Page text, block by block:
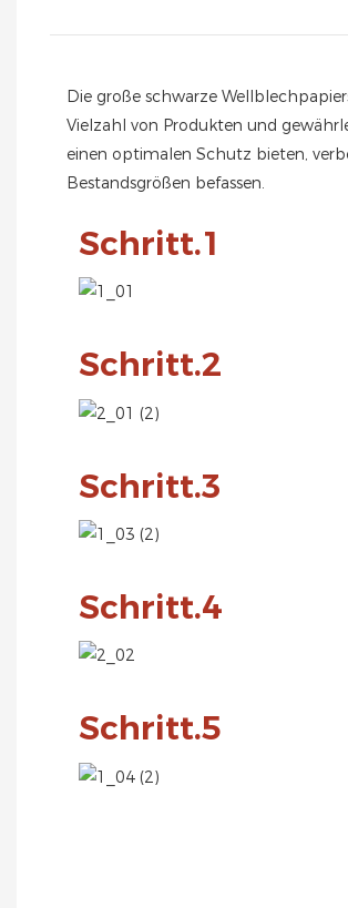
Die große schwarze
Vielzahl von Produkten und
einen optimalen Schutz bieten,
Bestandsgrößen befassen.
Schritt.1
Schritt.2
Schritt.3
Schritt.4
Schritt.5